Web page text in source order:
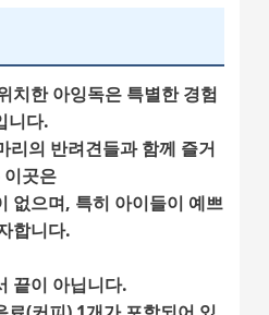
치한아잉독은 특별한 경험
니다.
리의 반려견들과 함께 즐거
이곳은
없으며, 특히 아이들이 예쁘
합니다.
끝이 아닙니다.